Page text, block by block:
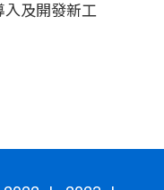
及開發新工